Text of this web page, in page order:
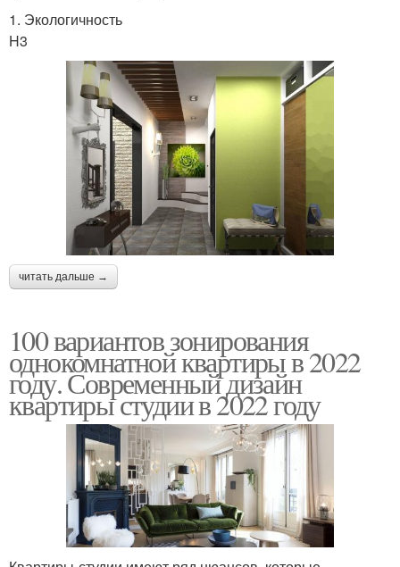
1. Экологичность
H3
читать дальше →
100 вариантов зонирования
однокомнатной квартиры в 2022
году. Современный дизайн
квартиры студии в 2022 году